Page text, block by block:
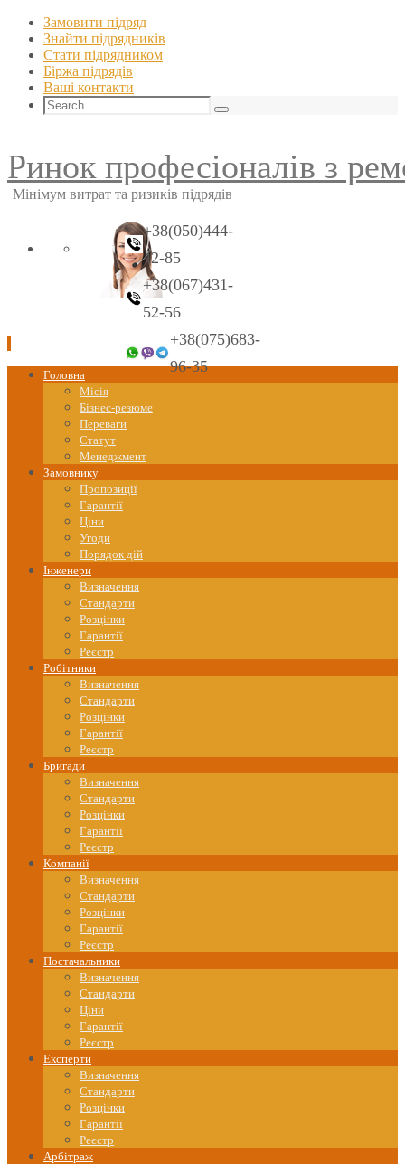
Замовити підряд
Знайти пiдрядникiв
Стати пiдрядником
Біржа підрядів
Ваші контакти
Search
for:
Search
Ринок професіоналів з
Мінімум витрат та ризиків підрядів
+38(050)444-
42-85
+38(067)431-
52-56
+38(075)683-
96-35
Skip
Головна
Місія
Бізнес-резюме
Переваги
Статут
Менеджмент
Замовнику
Пропозиції
Гарантії
Ціни
Угоди
Порядок дій
Інженери
Визначення
Стандарти
Розцінки
Гарантії
Реєстр
Робітники
Визначення
Стандарти
Розцінки
Гарантії
Реєстр
Бригади
Визначення
Стандарти
Розцінки
Гарантії
Реєстр
Компанії
Визначення
Стандарти
Розцінки
Гарантії
Реєстр
Постачальники
Визначення
Стандарти
Ціни
Гарантії
Реєстр
Експерти
Визначення
Стандарти
Розцінки
Гарантії
Реєстр
Арбітраж